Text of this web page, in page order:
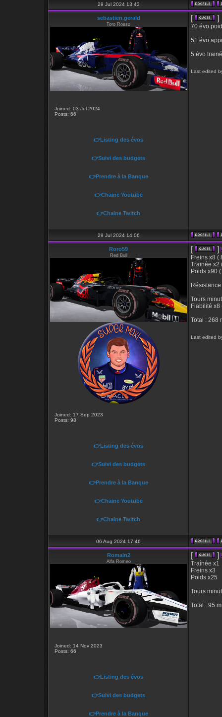
29 Jul 2024 13:43
sebastien.gerald
Toro Rosso
Joined: 03 Jul 2024
Posts: 66
👉Listing des évos
👉Suivi des budgets
👉Prendre à la Banque
👉Chaine Youtube
👉Chaine Twitch
[ ]
70 évo
51 évo
5 évo
Last edited
29 Jul 2024 14:06
Roro59
Red Bull
Joined: 17 Sep 2023
Posts: 98
👉Listing des évos
👉Suivi des budgets
👉Prendre à la Banque
👉Chaine Youtube
👉Chaine Twitch
[ ]
Freins x8 (
Trainée x2
Poids x90
Tours
Fiabilité x8
Total : 268
Last edited
06 Aug 2024 17:46
Romain2
Alfa Romeo
Joined: 14 Nov 2023
Posts: 66
👉Listing des évos
👉Suivi des budgets
👉Prendre à la Banque
[ ]
Traînée x1
Freins x3
Poids x25
Tours
Total : 95